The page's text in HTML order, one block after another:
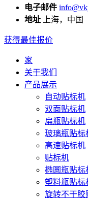
电子邮件
地址 上海，中国
获得最佳报价
家
关于我们
产品展示
自动贴标机
双面贴标机
扁瓶贴标机
玻璃瓶贴标
高速贴标机
贴标机
椭圆瓶贴标
塑料瓶贴标
旋转不干胶